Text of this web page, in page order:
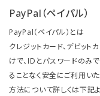
PayPal（ペイパル）
PayPal（ペイパル）とは
クレジットカード、デビッ
けで、IDとパスワードのみ
ることなく安全にご利用い
方法について詳しくは下記